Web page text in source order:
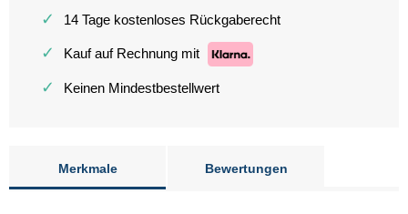
✓ 14 Tage kostenloses Rückgaberecht
✓ Kauf auf Rechnung mit
✓ Keinen Mindestbestellwert
Merkmale Bewertungen